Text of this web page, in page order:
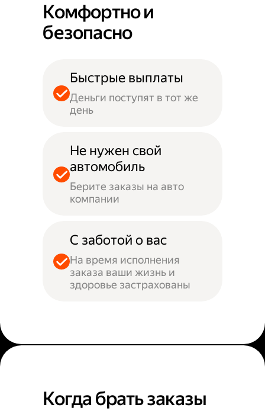
Комфортно и
безопасно
Быстрые выплаты
Деньги поступят в тот же
день
Не нужен свой
автомобиль
Берите заказы на авто
компании
С заботой о вас
На время исполнения
заказа ваши жизнь и
здоровье застрахованы
Когда брать заказы